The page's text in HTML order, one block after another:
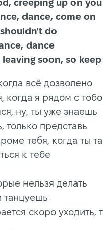
good,
dance,
I
soon, so
всё дозволено
когда я рядом с
ну, ты уже знаешь
только представь
тебя, когда ты
к тебе
нельзя делать
танцуешь
скоро уходить,